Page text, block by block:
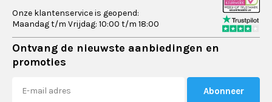
Onze klantenservice is geopend:
Maandag t/m Vrijdag: 10:00 t/m 18:00
Ontvang de nieuwste aanbiedingen en
promoties
Abonneer